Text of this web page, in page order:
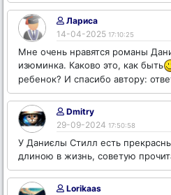
Лариса
14-04-2025 17:10:25
Мне очень нравятся романы
изюминка. Каково это, как быть
ребенок? И спасибо автору:
Dmitry
29-09-2024 17:50:58
У Даниєлы Стилл есть
длиною в жизнь, советую
Lorikaas